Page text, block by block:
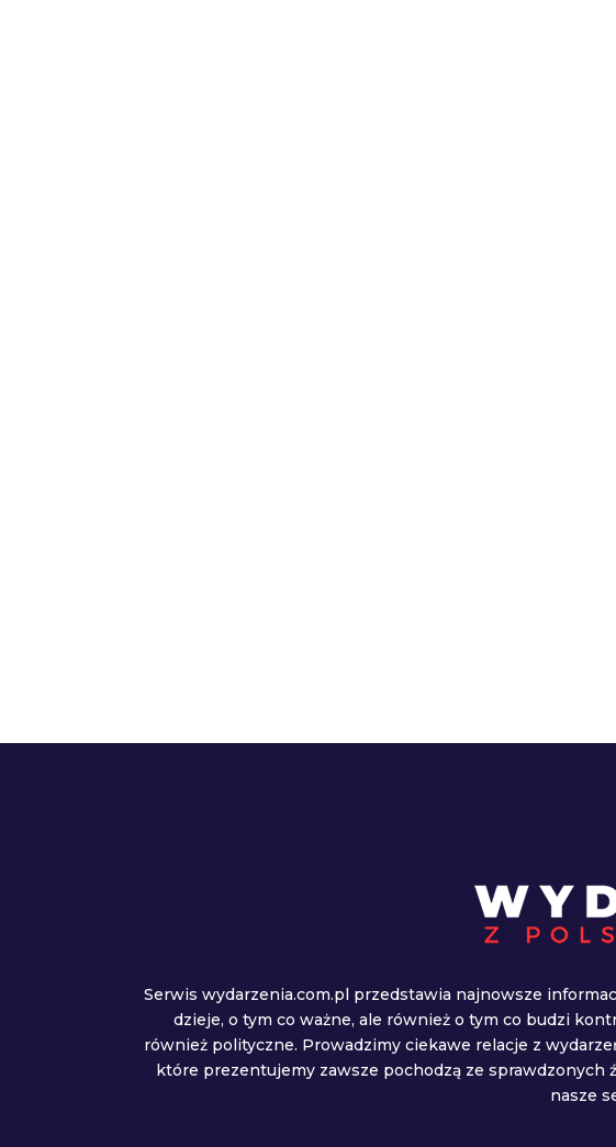
Serwis wydarzenia.com.pl przedstawia najnowsze
dzieje, o tym co ważne, ale również o tym co budzi
również polityczne. Prowadzimy ciekawe relacje z
które prezentujemy zawsze pochodzą ze sprawdzonych
nasze